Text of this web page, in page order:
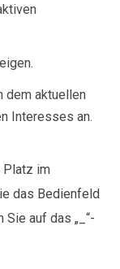
aktuellen
Interesses an.
Platz im
das Bedienfeld
auf das „_“-